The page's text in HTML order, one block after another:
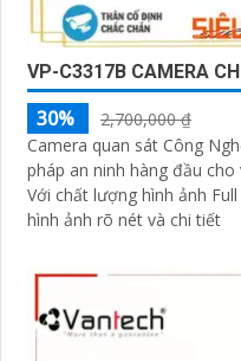
VP-C3317B CAMERA
30%
2,700,000 ₫
Camera quan sát Công
pháp an ninh hàng đầu
Với chất lượng hình ảnh
hình ảnh rõ nét và chi tiết